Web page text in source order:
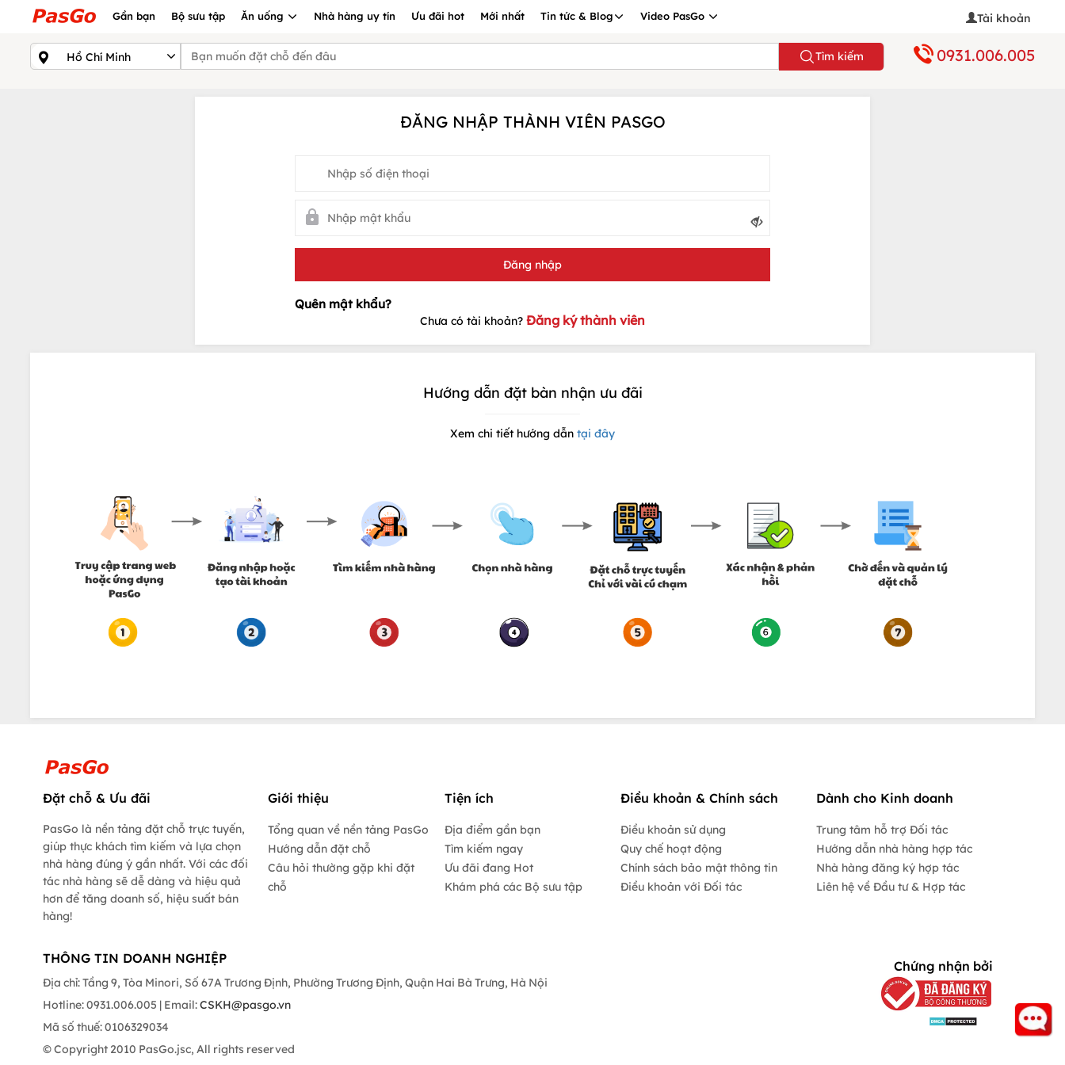
Gần bạn Bộ sưu tập Ăn uống Nhà hàng uy tín Ưu đãi hot Mới nhất Tin tức & Blog Video PasGo Tài khoản
Tìm kiếm 0931.006.005
ĐĂNG NHẬP THÀNH VIÊN PASGO
Chưa có tài khoản? Đăng ký thành viên
Hướng dẫn đặt bàn nhận ưu đãi
Xem chi tiết hướng dẫn tại đây
Đặt chỗ & Ưu đãi
PasGo là nền tảng đặt chỗ trực tuyến,
giúp thực khách tìm kiếm và lựa chọn
nhà hàng đúng ý gần nhất. Với các đối
tác nhà hàng sẽ dễ dàng và hiệu quả
hơn để tăng doanh số, hiệu suất bán
hàng!
Giới thiệu
Tổng quan về nền tảng PasGo
Hướng dẫn đặt chỗ
Câu hỏi thường gặp khi đặt
chỗ
Tiện ích
Địa điểm gần bạn
Tìm kiếm ngay
Ưu đãi đang Hot
Khám phá các Bộ sưu tập
Điều khoản & Chính sách
Điều khoản sử dụng
Quy chế hoạt động
Chính sách bảo mật thông tin
Điều khoản với Đối tác
Dành cho Kinh doanh
Trung tâm hỗ trợ Đối tác
Hướng dẫn nhà hàng hợp tác
Nhà hàng đăng ký hợp tác
Liên hệ về Đầu tư & Hợp tác
THÔNG TIN DOANH NGHIỆP
Địa chỉ: Tầng 9, Tòa Minori, Số 67A Trương Định, Phường Trương Định, Quận Hai Bà Trưng, Hà Nội
Hotline: 0931.006.005 | Email:CSKH@pasgo.vn
Mã số thuế: 0106329034
© Copyright 2010 PasGo.jsc, All rights reserved
Chứng nhận bởi